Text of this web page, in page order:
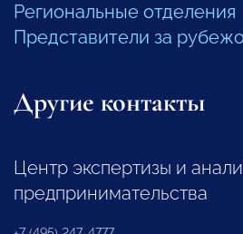
Региональные отделения
Представители за
Другие контакты
Центр экспертизы и
предпринимательства